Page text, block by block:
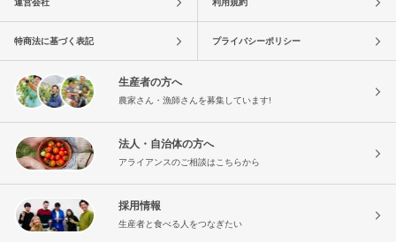
特商法に基づく表記 プライバシーポリシー
生産者の方へ
農家さん・漁師さんを募集しています!
法人・自治体の方へ
アライアンスのご相談はこちらから
採用情報
生産者と食べる人をつなぎたい